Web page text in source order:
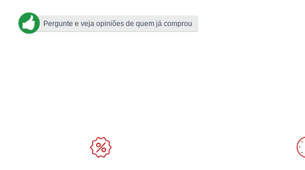
Pergunte e veja opiniões de quem já comprou